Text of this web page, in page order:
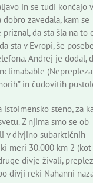
in se tudi končajo v
zavedala, kam se
da sta šla na to
sta v Evropi, še
Andrej je dodal,
in čudovitih
steno, za
Z njima smo se ob
v divjino subarktičnih
meri 30.000 km 2
divje živali,
divji reki Nahanni